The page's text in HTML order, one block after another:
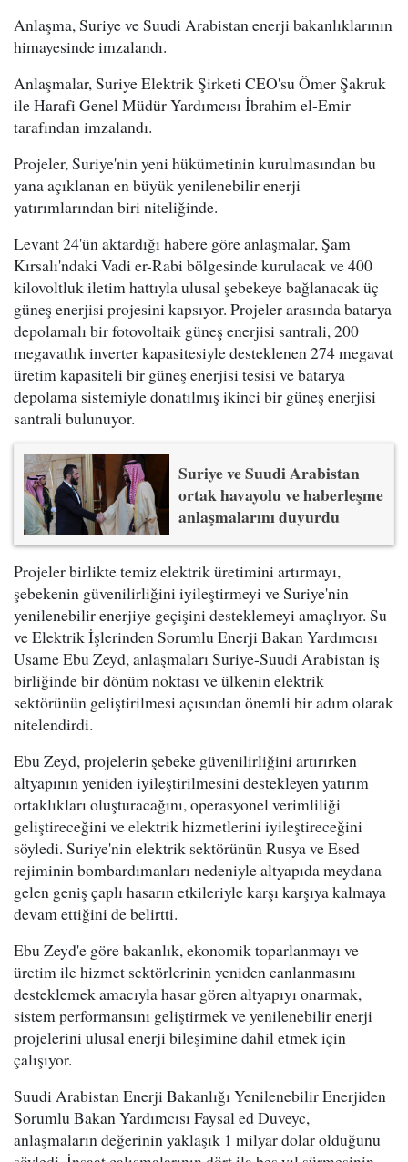
Anlaşma, Suriye ve Suudi Arabistan enerji bakanlıklarının
himayesinde imzalandı.
Anlaşmalar, Suriye Elektrik Şirketi CEO'su Ömer Şakruk
ile Harafi Genel Müdür Yardımcısı İbrahim el-Emir
tarafından imzalandı.
Projeler, Suriye'nin yeni hükümetinin kurulmasından bu
yana açıklanan en büyük yenilenebilir enerji
yatırımlarından biri niteliğinde.
Levant 24'ün aktardığı habere göre anlaşmalar, Şam
Kırsalı'ndaki Vadi er-Rabi bölgesinde kurulacak ve 400
kilovoltluk iletim hattıyla ulusal şebekeye bağlanacak üç
güneş enerjisi projesini kapsıyor. Projeler arasında batarya
depolamalı bir fotovoltaik güneş enerjisi santrali, 200
megavatlık inverter kapasitesiyle desteklenen 274 megavat
üretim kapasiteli bir güneş enerjisi tesisi ve batarya
depolama sistemiyle donatılmış ikinci bir güneş enerjisi
santrali bulunuyor.
Suriye ve Suudi Arabistan
ortak havayolu ve haberleşme
anlaşmalarını duyurdu
Projeler birlikte temiz elektrik üretimini artırmayı,
şebekenin güvenilirliğini iyileştirmeyi ve Suriye'nin
yenilenebilir enerjiye geçişini desteklemeyi amaçlıyor. Su
ve Elektrik İşlerinden Sorumlu Enerji Bakan Yardımcısı
Usame Ebu Zeyd, anlaşmaları Suriye-Suudi Arabistan iş
birliğinde bir dönüm noktası ve ülkenin elektrik
sektörünün geliştirilmesi açısından önemli bir adım olarak
nitelendirdi.
Ebu Zeyd, projelerin şebeke güvenilirliğini artırırken
altyapının yeniden iyileştirilmesini destekleyen yatırım
ortaklıkları oluşturacağını, operasyonel verimliliği
geliştireceğini ve elektrik hizmetlerini iyileştireceğini
söyledi. Suriye'nin elektrik sektörünün Rusya ve Esed
rejiminin bombardımanları nedeniyle altyapıda meydana
gelen geniş çaplı hasarın etkileriyle karşı karşıya kalmaya
devam ettiğini de belirtti.
Ebu Zeyd'e göre bakanlık, ekonomik toparlanmayı ve
üretim ile hizmet sektörlerinin yeniden canlanmasını
desteklemek amacıyla hasar gören altyapıyı onarmak,
sistem performansını geliştirmek ve yenilenebilir enerji
projelerini ulusal enerji bileşimine dahil etmek için
çalışıyor.
Suudi Arabistan Enerji Bakanlığı Yenilenebilir Enerjiden
Sorumlu Bakan Yardımcısı Faysal ed Duveyc,
anlaşmaların değerinin yaklaşık 1 milyar dolar olduğunu